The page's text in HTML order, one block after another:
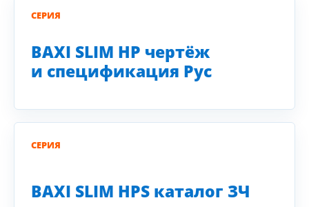
СЕРИЯ
BAXI SLIM HP чертёж
и спецификация Рус
СЕРИЯ
BAXI SLIM HPS каталог ЗЧ